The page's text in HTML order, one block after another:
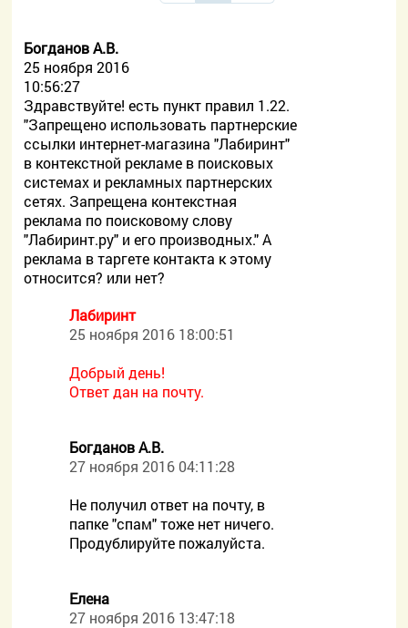
Богданов А.В.
25 ноября 2016
10:56:27
Здравствуйте! есть пункт правил 1.22.
"Запрещено использовать партнерские
ссылки интернет-магазина "Лабиринт"
в контекстной рекламе в поисковых
системах и рекламных партнерских
сетях. Запрещена контекстная
реклама по поисковому слову
"Лабиринт.ру" и его производных." А
реклама в таргете контакта к этому
относится? или нет?
Лабиринт
25 ноября 2016 18:00:51
Добрый день!
Ответ дан на почту.
Богданов А.В.
27 ноября 2016 04:11:28
Не получил ответ на почту, в
папке "спам" тоже нет ничего.
Продублируйте пожалуйста.
Елена
27 ноября 2016 13:47:18